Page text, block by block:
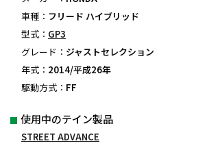
車種： フリード ハイブリッド
型式： GP3
グレード： ジャストセレクション
年式： 2014/平成26年
駆動方式： FF
使用中のテイン製品
STREET ADVANCE